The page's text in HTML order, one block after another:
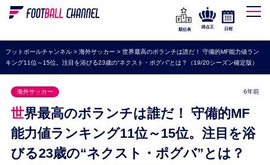
WEリーグ
海外サッカー
プレミアリーグ
ラ・リーガ
セリエA
ブンデスリーガ
UEFA
順位表
得点王 日程
フットボールチャンネル> 海外サッカー > 世界最高のボランチは誰だ！ 守備的MF能力値ラン
キング11位～15位。注目を浴びる23歳の“ネクスト・ポグバ”とは？（19/20シーズン確定版）
海外サッカー 6年前
世界最高のボランチは誰だ！ 守備的MF
能力値ランキング11位～15位。注目を浴
びる23歳の“ネクスト・ポグバ”とは？